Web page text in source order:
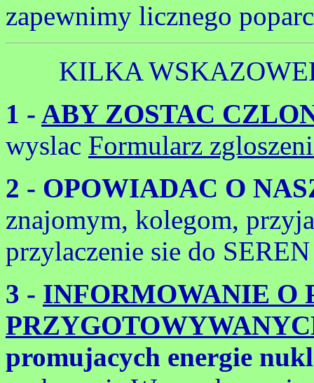
zapewnimy licznego
KILKA
1 - ABY ZOSTAC
wyslac Formularz
2 - OPOWIADAC O
znajomym, kolegom,
przylaczenie sie do
3 - INFORMOWANIE O
promujacych energie